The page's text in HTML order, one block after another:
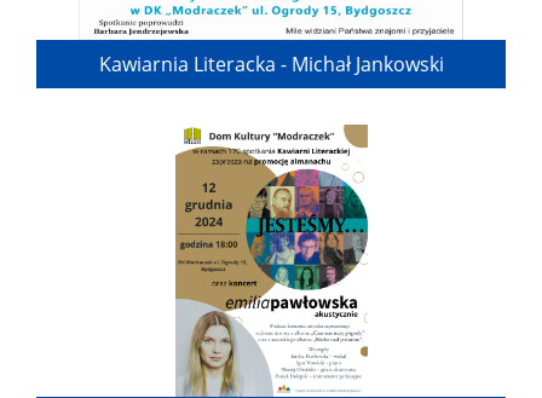
Kawiarnia Literacka - Michał Jankowski